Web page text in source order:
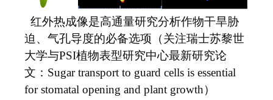
红外热成像是高通量研究分析作物干旱胁
迫、气孔导度的必备选项（关注瑞士苏黎世
大学与PSI植物表型研究中心最新研究论
文：Sugar transport to guard cells is essential
for stomatal opening and plant growth）